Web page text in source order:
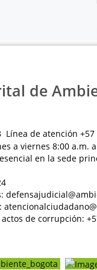
de
Línea de atención +57
a viernes 8:00 a.m.
en la sede
de corrupción: